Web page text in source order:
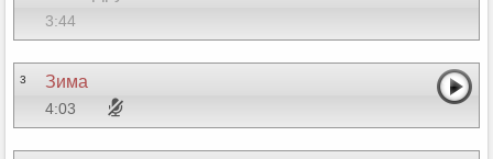
3:44
3 Зима
4:03